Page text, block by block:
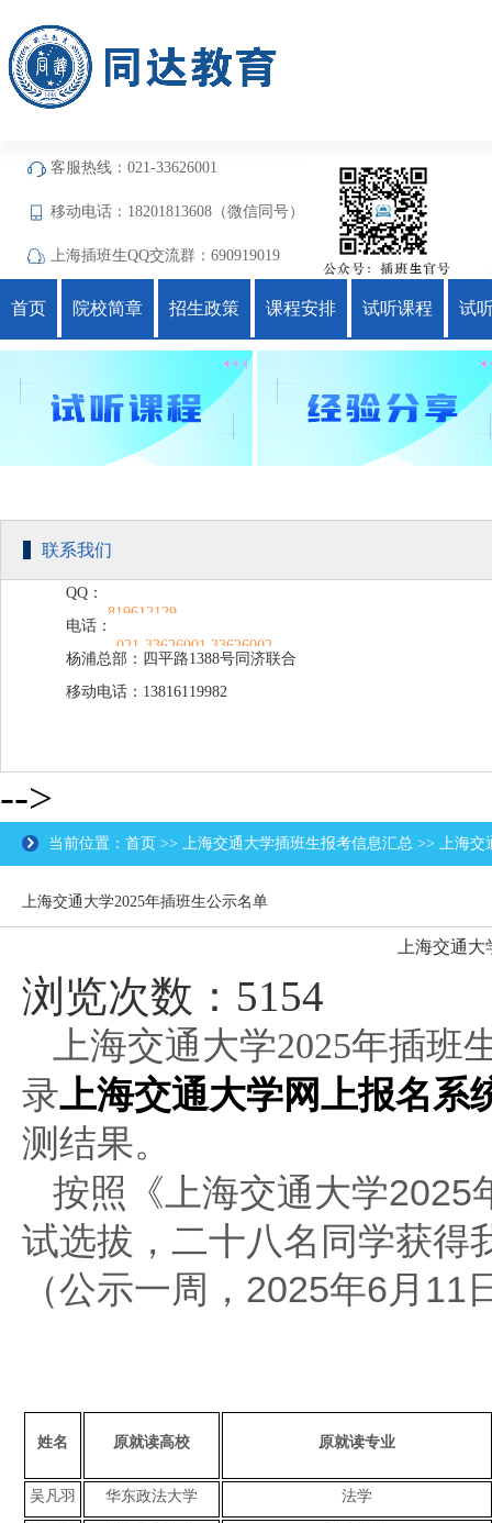
客服热线：021-33626001
移动电话：18201813608（微信同号）
上海插班生QQ交流群：690919019
首页 院校简章 招生政策 课程安排 试听课程 试
联系我们
QQ： 819612129
电话： 021-33626001 33626002
杨浦总部：四平路1388号同济联合
移动电话：13816119982
-->
当前位置：首页 >> 上海交通大学插班生报考信息汇总 >> 上海交
上海交通大学2025年插班生公示名单
上海交通
浏览次数：5154
上海交通大学2025年插
录上海交通大学网上报名系
测结果。
按照《上海交通大学2025
试选拔，二十八名同学获得
（公示一周，2025年6月11
姓名 原就读高校 原就读专业
吴凡羽 华东政法大学 法学